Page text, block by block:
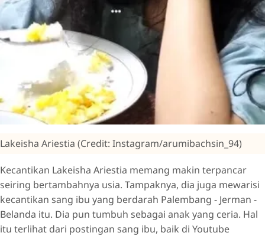
Lakeisha Ariestia (Credit: Instagram/arumibachsin_94)
Kecantikan Lakeisha Ariestia memang makin terpancar
seiring bertambahnya usia. Tampaknya, dia juga mewarisi
kecantikan sang ibu yang berdarah Palembang - Jerman -
Belanda itu. Dia pun tumbuh sebagai anak yang ceria. Hal
itu terlihat dari postingan sang ibu, baik di Youtube